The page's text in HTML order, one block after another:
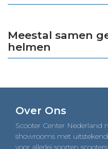
Meestal samen
helmen
Over Ons
Scooter Center Nederland
showrooms met
voor allerlei soorten